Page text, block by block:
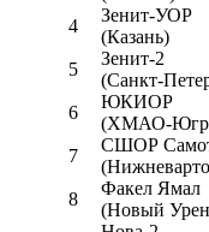
4
Зенит-УОР
(Казань)
5
Зенит-2
(Санкт-
6
ЮКИОР
(ХМАО-
7
СШОР
8
Факел Ямал
(Новый